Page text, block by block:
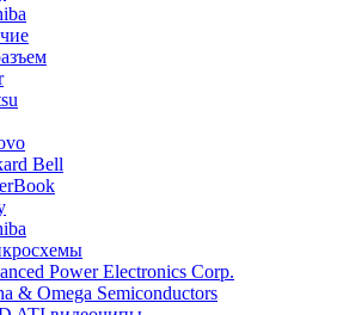
Bell
Power Electronics Corp.
& Omega Semiconductors